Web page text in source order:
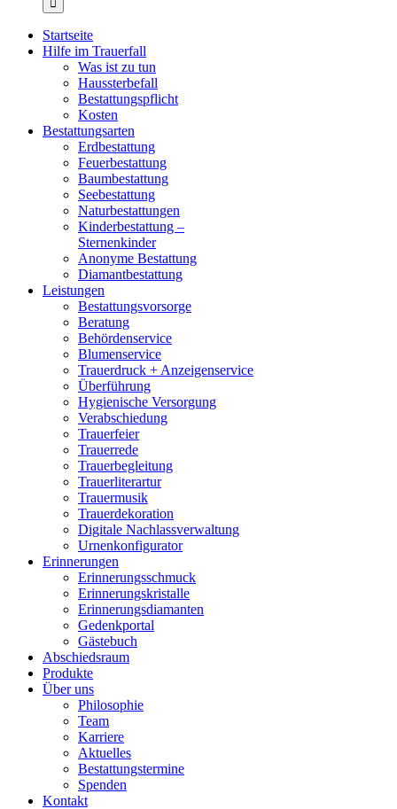
Startseite
Hilfe im Trauerfall
Was ist zu tun
Haussterbefall
Bestattungspflicht
Kosten
Bestattungsarten
Erdbestattung
Feuerbestattung
Baumbestattung
Seebestattung
Naturbestattungen
Kinderbestattung –
Sternenkinder
Anonyme Bestattung
Diamantbestattung
Leistungen
Bestattungsvorsorge
Beratung
Behördenservice
Blumenservice
Trauerdruck + Anzeigenservice
Überführung
Hygienische Versorgung
Verabschiedung
Trauerfeier
Trauerrede
Trauerbegleitung
Trauerliterartur
Trauermusik
Trauerdekoration
Digitale Nachlassverwaltung
Urnenkonfigurator
Erinnerungen
Erinnerungsschmuck
Erinnerungskristalle
Erinnerungsdiamanten
Gedenkportal
Gästebuch
Abschiedsraum
Produkte
Über uns
Philosophie
Team
Karriere
Aktuelles
Bestattungstermine
Spenden
Kontakt